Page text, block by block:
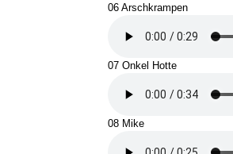
06 Arschkrampen
07 Onkel Hotte
08 Mike